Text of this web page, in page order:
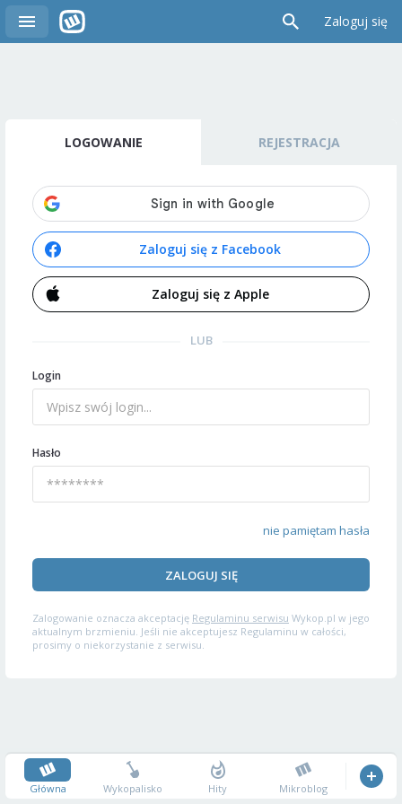
Zaloguj się
LOGOWANIE REJESTRACJA
Zaloguj się z Facebook
Zaloguj się z Apple
LUB
Login
Hasło
nie pamiętam hasła
ZALOGUJ SIĘ
Zalogowanie oznacza akceptację Regulaminu serwisu Wykop.pl w jego
aktualnym brzmieniu. Jeśli nie akceptujesz Regulaminu w całości,
prosimy o niekorzystanie z serwisu.
Główna Wykopalisko Hity Mikroblog